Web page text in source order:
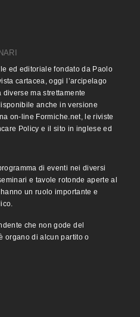
ed editoriale fondato da Paolo
cartacea, oggi l’arcipelago
diverse ma strettamente
anche in versione
on-line Formiche.net, le riviste
Policy e il sito in inglese ed
di eventi nei diversi
e tavole rotonde aperte al
un ruolo importante e
che non gode del
organo di alcun partito o